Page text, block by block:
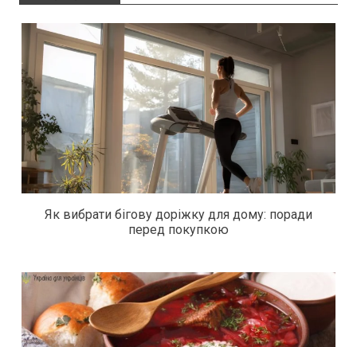
Як вибрати бігову доріжку для дому: поради
перед покупкою